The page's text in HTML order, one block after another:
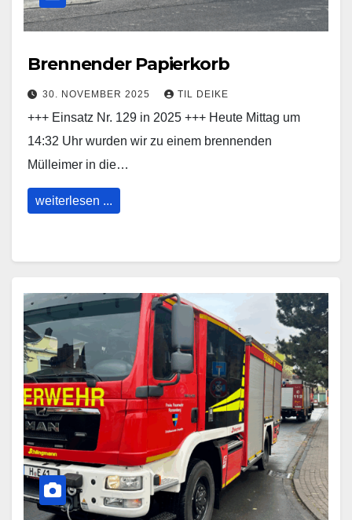
Brennender Papierkorb
30. NOVEMBER 2025 TIL DEIKE
+++ Einsatz Nr. 129 in 2025 +++ Heute Mittag um
14:32 Uhr wurden wir zu einem brennenden
Mülleimer in die…
weiterlesen ...